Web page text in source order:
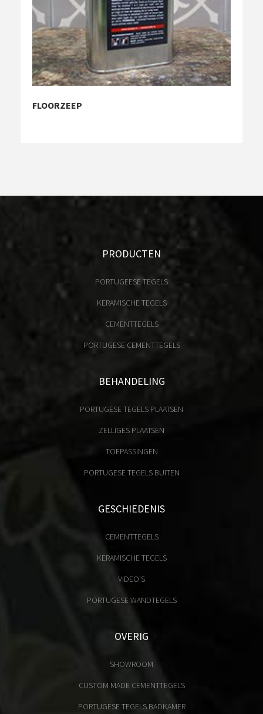
FLOORZEEP
PRODUCTEN
PORTUGEESE TEGELS
KERAMISCHE TEGELS
CEMENTTEGELS
PORTUGESE CEMENTTEGELS
BEHANDELING
PORTUGESE TEGELS PLAATSEN
ZELLIGES PLAATSEN
TOEPASSINGEN
PORTUGESE TEGELS BUITEN
GESCHIEDENIS
CEMENTTEGELS
KERAMISCHE TEGELS
VIDEO'S
PORTUGESE WANDTEGELS
OVERIG
SHOWROOM
CUSTOM MADE CEMENTTEGELS
PORTUGESE TEGELS BADKAMER